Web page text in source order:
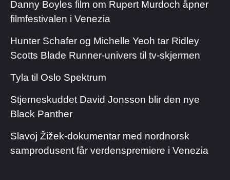
Danny Boyles film om Rupert Murdoch åpner
filmfestivalen i Venezia
Hunter Schafer og Michelle Yeoh tar Ridley
Scotts Blade Runner-univers til tv-skjermen
Tyla til Oslo Spektrum
Stjerneskuddet David Jonsson blir den nye
Black Panther
Slavoj Žižek-dokumentar med nordnorsk
samprodusent får verdenspremiere i Venezia